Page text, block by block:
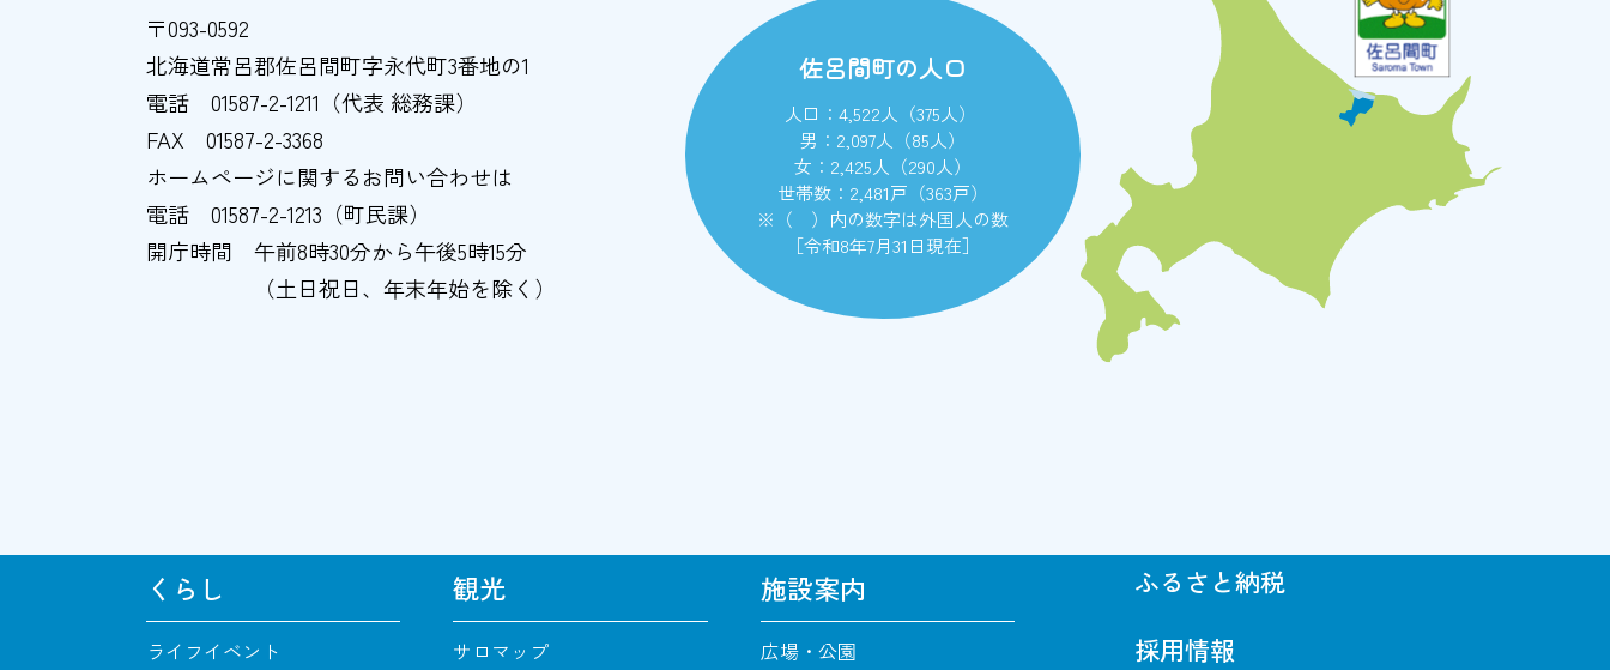
〒093-0592
北海道常呂郡佐呂間町字永代町3番地の1
電話
01587-2-1211（代表 総務課）
FAX
01587-2-3368
ホームページに関するお問い合わせは
電話
01587-2-1213（町民課）
開庁時間
午前8時30分から午後5時15分
（土日祝日、年末年始を除く）
佐呂間町の人口
人口：4,522人（375人）
男：2,097人（85人）
女：2,425人（290人）
世帯数：2,481戸（363戸）
※（ ）内の数字は外国人の数
［令和8年7月31日現在］
くらし
ライフイベント
観光
サロマップ
施設案内
広場・公園
ふるさと納税
採用情報